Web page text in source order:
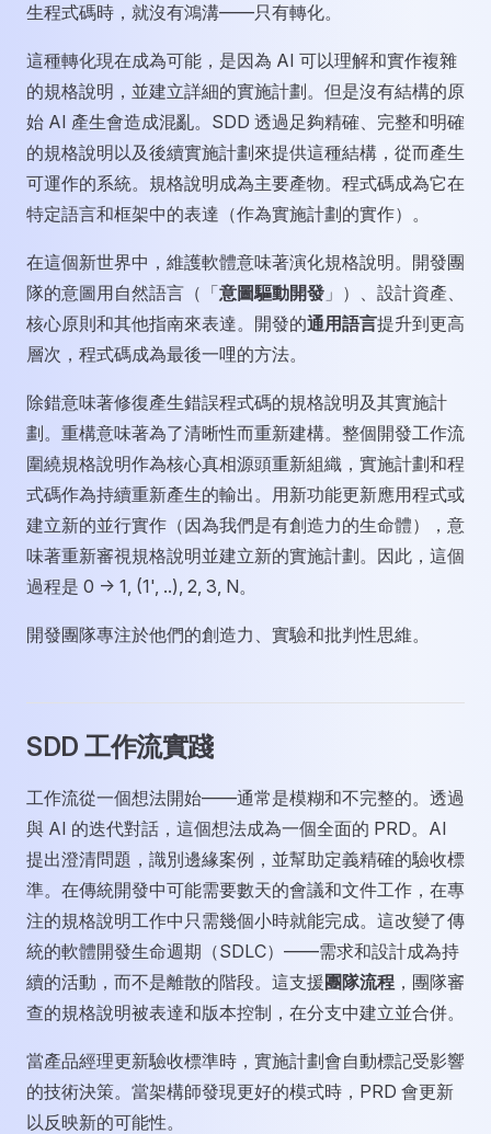
生程式碼時，就沒有鴻溝——只有轉化。
這種轉化現在成為可能，是因為 AI 可以理解和實作複雜
的規格說明，並建立詳細的實施計劃。但是沒有結構的原
始 AI 產生會造成混亂。SDD 透過足夠精確、完整和明確
的規格說明以及後續實施計劃來提供這種結構，從而產生
可運作的系統。規格說明成為主要產物。程式碼成為它在
特定語言和框架中的表達（作為實施計劃的實作）。
在這個新世界中，維護軟體意味著演化規格說明。開發團
隊的意圖用自然語言（「意圖驅動開發 」）、設計資產、
核心原則和其他指南來表達。開發的通用語言提升到更高
層次，程式碼成為最後一哩的方法。
除錯意味著修復產生錯誤程式碼的規格說明及其實施計
劃。重構意味著為了清晰性而重新建構。整個開發工作流
圍繞規格說明作為核心真相源頭重新組織，實施計劃和程
式碼作為持續重新產生的輸出。用新功能更新應用程式或
建立新的並行實作（因為我們是有創造力的生命體），意
味著重新審視規格說明並建立新的實施計劃。因此，這個
過程是 0 -> 1, (1', ..), 2, 3, N。
開發團隊專注於他們的創造力、實驗和批判性思維。
SDD 工作流實踐
工作流從一個想法開始——通常是模糊和不完整的。透過
與 AI 的迭代對話，這個想法成為一個全面的 PRD。AI
提出澄清問題，識別邊緣案例，並幫助定義精確的驗收標
準。在傳統開發中可能需要數天的會議和文件工作，在專
注的規格說明工作中只需幾個小時就能完成。這改變了傳
統的軟體開發生命週期（SDLC）——需求和設計成為持
續的活動，而不是離散的階段。這支援團隊流程 ，團隊審
查的規格說明被表達和版本控制，在分支中建立並合併。
當產品經理更新驗收標準時，實施計劃會自動標記受影響
的技術決策。當架構師發現更好的模式時，PRD 會更新
以反映新的可能性。